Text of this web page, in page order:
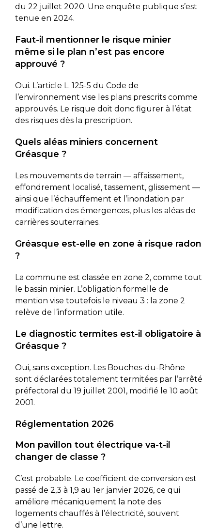
du 22 juillet 2020. Une enquête publique s’est
tenue en 2024.
Faut-il mentionner le risque minier
même si le plan n’est pas encore
approuvé ?
Oui. L’article L. 125-5 du Code de
l’environnement vise les plans prescrits comme
approuvés. Le risque doit donc figurer à l’état
des risques dès la prescription.
Quels aléas miniers concernent
Gréasque ?
Les mouvements de terrain — affaissement,
effondrement localisé, tassement, glissement —
ainsi que l’échauffement et l’inondation par
modification des émergences, plus les aléas de
carrières souterraines.
Gréasque est-elle en zone à risque radon
?
La commune est classée en zone 2, comme tout
le bassin minier. L’obligation formelle de
mention vise toutefois le niveau 3 : la zone 2
relève de l’information utile.
Le diagnostic termites est-il obligatoire à
Gréasque ?
Oui, sans exception. Les Bouches-du-Rhône
sont déclarées totalement termitées par l’arrêté
préfectoral du 19 juillet 2001, modifié le 10 août
2001.
Réglementation 2026
Mon pavillon tout électrique va-t-il
changer de classe ?
C’est probable. Le coefficient de conversion est
passé de 2,3 à 1,9 au 1er janvier 2026, ce qui
améliore mécaniquement la note des
logements chauffés à l’électricité, souvent
d’une lettre.